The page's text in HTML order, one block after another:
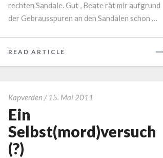
rechten Sandale. Gut , Beate rät mir aufgrund
der Gebrausspuren an den Sandalen schon …
READ ARTICLE
MORE
Kapverden / 15. Mai 2011
(?)
Ein
Selbst(mord)versuch
(?)